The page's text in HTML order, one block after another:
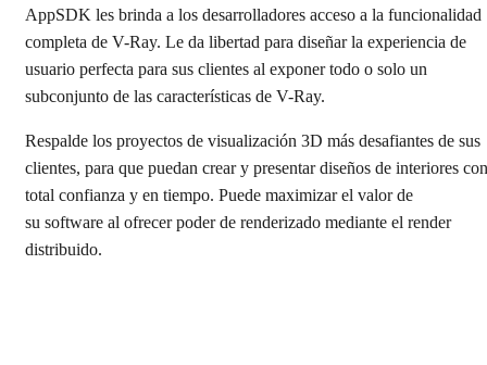
AppSDK les brinda a los desarrolladores acceso a la funcionalidad
completa de V-Ray. Le da libertad para diseñar la experiencia de
usuario perfecta para sus clientes al exponer todo o solo un
subconjunto de las características de V-Ray.
Respalde los proyectos de visualización 3D más desafiantes de sus
clientes, para que puedan crear y presentar diseños de interiores con
total confianza y en tiempo. Puede maximizar el valor de
su software al ofrecer poder de renderizado mediante el render
distribuido.